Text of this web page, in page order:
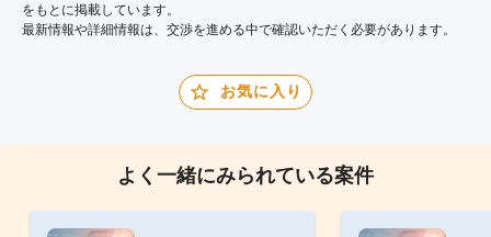
をもとに掲載しています。
最新情報や詳細情報は、交渉を進める中で確認いただく必要があります。
お気に入り
よく一緒にみられている案件